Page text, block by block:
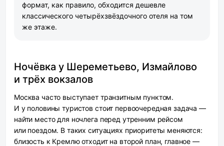
формат, как правило, обходится дешевле
классического четырёхзвёздочного отеля на том
же этаже.
Ночёвка у Шереметьево, Измайлово
и трёх вокзалов
Москва часто выступает транзитным пунктом.
И у половины туристов стоит первоочередная задача —
найти место для ночлега перед утренним рейсом
или поездом. В таких ситуациях приоритеты меняются:
близость к Кремлю отходит на второй план, главное —